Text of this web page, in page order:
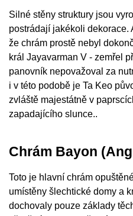
Silné stěny struktury jsou
postrádají jakékoli dekorace.
že chrám prostě nebyl
král Jayavarman V - zemřel
panovník nepovažoval za
i v této podobě je Ta Keo
zvláště majestátně v
zapadajícího slunce..
Chrám Bayon
Toto je hlavní chrám
umístěny šlechtické domy a
dochovaly pouze základy